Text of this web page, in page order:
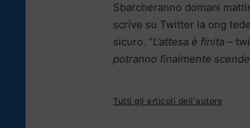
Sbarcheranno domani
scrive su Twitter la ong
sicuro. “L’attesa è finita –
potranno finalmente
Tutti gli articoli dell'autore